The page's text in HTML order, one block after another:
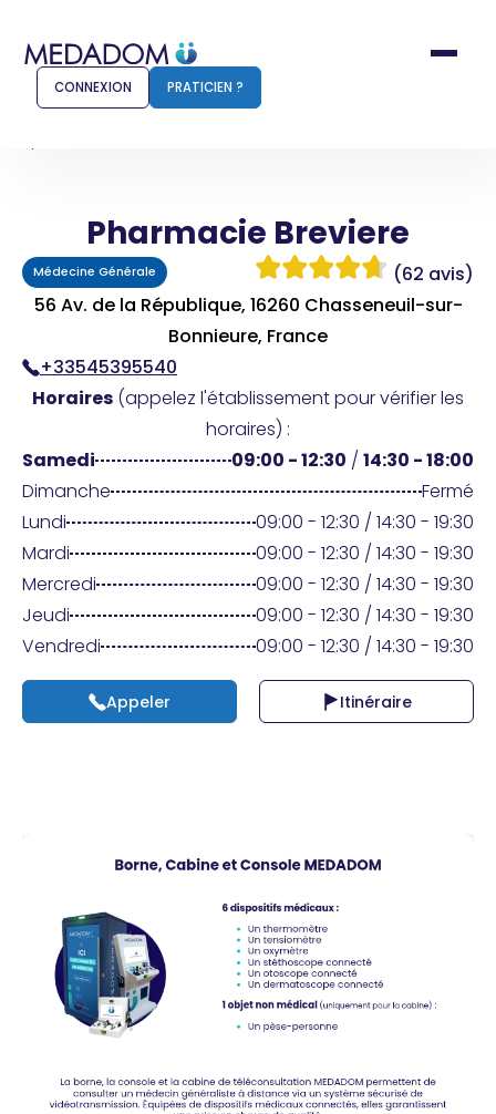
Comment ça marche ?
Pour les patients
Connexion
Praticien ?
CONNEXION PRATICIEN ?
Pharmacie Breviere
Médecine Générale
(62 avis)
56 Av. de la République, 16260 Chasseneuil-sur-
Bonnieure, France
+33545395540
Horaires (appelez l'établissement pour vérifier les
horaires) :
Samedi
09:00 - 12:30 / 14:30 - 18:00
Dimanche
Fermé
Lundi
09:00 - 12:30 / 14:30 - 19:30
Mardi
09:00 - 12:30 / 14:30 - 19:30
Mercredi
09:00 - 12:30 / 14:30 - 19:30
Jeudi
09:00 - 12:30 / 14:30 - 19:30
Vendredi
09:00 - 12:30 / 14:30 - 19:30
Appeler Itinéraire